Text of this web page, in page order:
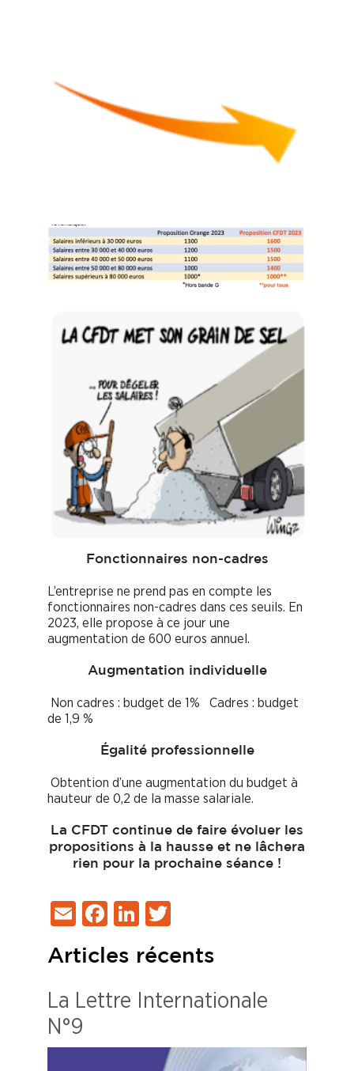
Fonctionnaires non-cadres
L’entreprise ne prend pas en compte les
fonctionnaires non-cadres dans ces seuils. En
2023, elle propose à ce jour une
augmentation de 600 euros annuel.
Augmentation individuelle
Non cadres : budget de 1% Cadres : budget
de 1,9 %
Égalité professionnelle
Obtention d’une augmentation du budget à
hauteur de 0,2 de la masse salariale.
La CFDT continue de faire évoluer les
propositions à la hausse et ne lâchera
rien pour la prochaine séance !
EmailFacebook
LinkedIn
Articles récents
La Lettre Internationale
N°9